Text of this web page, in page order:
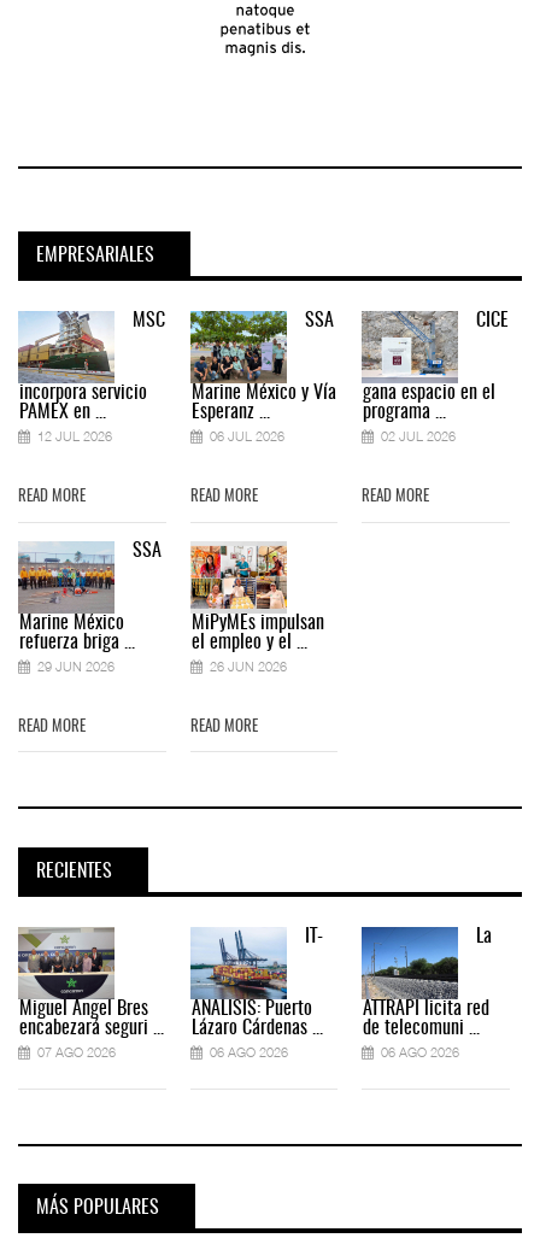
EMPRESARIALES
MSC
incorpora servicio
PAMEX en ...
12 JUL 2026
READ MORE
SSA
Marine México
refuerza briga ...
29 JUN 2026
READ MORE
SSA
Marine México y Vía
Esperanz ...
06 JUL 2026
READ MORE
MiPyMEs impulsan
el empleo y el ...
26 JUN 2026
READ MORE
CICE
gana espacio en el
programa ...
02 JUL 2026
READ MORE
RECIENTES
Miguel Ángel Bres
encabezará seguri ...
07 AGO 2026
IT-
ANÁLISIS: Puerto
Lázaro Cárdenas ...
06 AGO 2026
La
ATTRAPI licita red
de telecomuni ...
06 AGO 2026
MÁS POPULARES